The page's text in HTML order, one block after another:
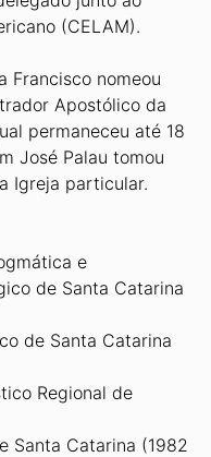
(CELAM).
Francisco nomeou
Apostólico da
permaneceu até 18
José Palau tomou
Igreja particular.
e
de Santa Catarina
de Santa Catarina
Regional de
Santa Catarina (1982